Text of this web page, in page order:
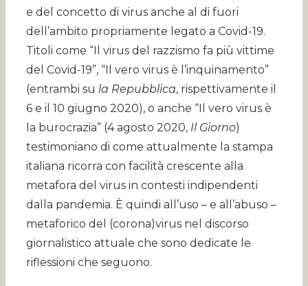
e del concetto di virus anche al di fuori
dell’ambito propriamente legato a Covid-19.
Titoli come “Il virus del razzismo fa più vittime
del Covid-19”, “Il vero virus è l’inquinamento”
(entrambi su la Repubblica, rispettivamente il
6 e il 10 giugno 2020), o anche “Il vero virus è
la burocrazia” (4 agosto 2020, Il Giorno)
testimoniano di come attualmente la stampa
italiana ricorra con facilità crescente alla
metafora del virus in contesti indipendenti
dalla pandemia. È quindi all’uso – e all’abuso –
metaforico del (corona)virus nel discorso
giornalistico attuale che sono dedicate le
riflessioni che seguono.